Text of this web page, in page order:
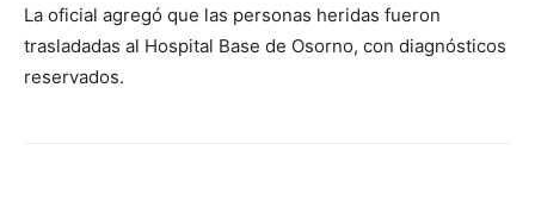
La oficial agregó que las personas heridas fueron
trasladadas al Hospital Base de Osorno, con diagnósticos
reservados.